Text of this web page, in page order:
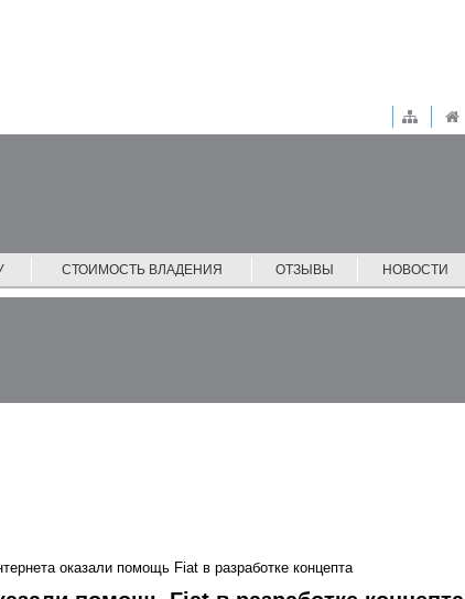
СТОИМОСТЬ ВЛАДЕНИЯ ОТЗЫВЫ НОВОСТИ
оказали помощь Fiat в разработке концепта